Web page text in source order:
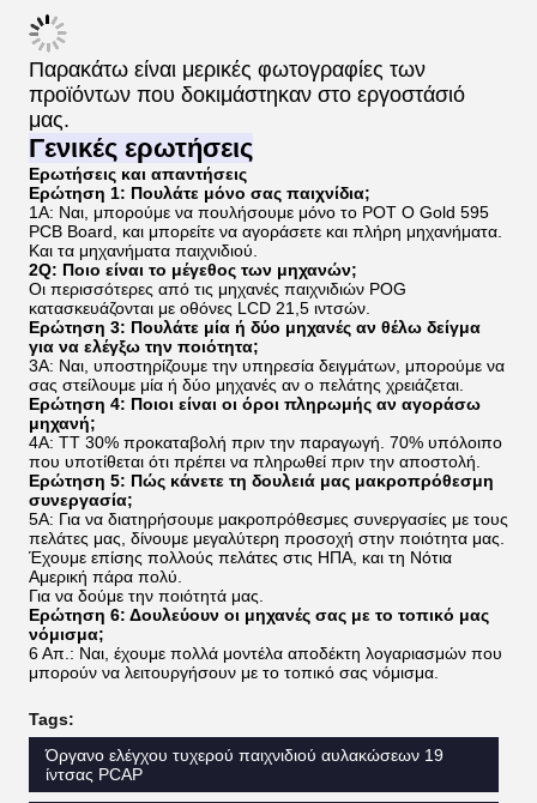
εισιτήρια από εκτυπωτές πάρα πολύ αν ο πελάτης
χρειάζεται.
Μπορείτε να μας στείλετε μια ερώτηση.
Συσκευή και αποστολή
Όπως μπορείτε να δείτε στην εικόνα παρακάτω, είμαστε
πολύ προσεκτικοί στην συσκευασία των προϊόντων μας.
Η διαφάνεια είναι πολύ μικρή και είναι λιγότερο πιθανό
να καταστραφούν στο δρόμο.
Παρακάτω είναι μερικές φωτογραφίες των
προϊόντων που δοκιμάστηκαν στο εργοστάσιό
μας.
Γενικές ερωτήσεις
Ερωτήσεις και απαντήσεις
Ερώτηση 1: Πουλάτε μόνο σας παιχνίδια;
1Α: Ναι, μπορούμε να πουλήσουμε μόνο το POT O Gold 595
PCB Board, και μπορείτε να αγοράσετε και πλήρη μηχανήματα.
Και τα μηχανήματα παιχνιδιού.
2Q: Ποιο είναι το μέγεθος των μηχανών;
Οι περισσότερες από τις μηχανές παιχνιδιών POG
κατασκευάζονται με οθόνες LCD 21,5 ιντσών.
Ερώτηση 3: Πουλάτε μία ή δύο μηχανές αν θέλω δείγμα
για να ελέγξω την ποιότητα;
3Α: Ναι, υποστηρίζουμε την υπηρεσία δειγμάτων, μπορούμε να
σας στείλουμε μία ή δύο μηχανές αν ο πελάτης χρειάζεται.
Ερώτηση 4: Ποιοι είναι οι όροι πληρωμής αν αγοράσω
μηχανή;
4Α: TT 30% προκαταβολή πριν την παραγωγή. 70% υπόλοιπο
Ερώτηση 5: Πώς κάνετε τη δουλειά μας μακροπρόθεσμη
συνεργασία;
5Α: Για να διατηρήσουμε μακροπρόθεσμες συνεργασίες με τους
πελάτες μας, δίνουμε μεγαλύτερη προσοχή στην ποιότητα μας.
Έχουμε επίσης πολλούς πελάτες στις ΗΠΑ, και τη Νότια